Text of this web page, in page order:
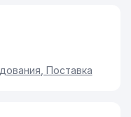
Поставка